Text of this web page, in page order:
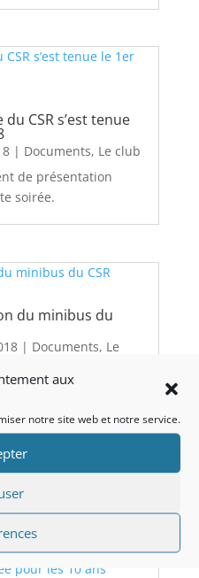
aux
notre site web et notre service.
CSR s’est tenue
| Documents, Le club
de présentation
soirée.
du minibus du
| Documents, Le
du minibus,
à renvoyer aux
jours ! Yannick ne
du minibus.
dorénavant